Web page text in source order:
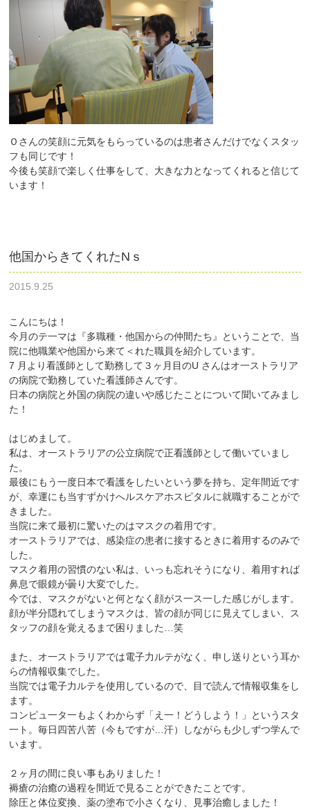
Ｏさんの笑顔に元気をもらっているのは患者さんだけでなくスタッ
フも同じです！
今後も笑顔で楽しく仕事をして、大きな力となってくれると信じて
います！
他国からきてくれたNｓ
2015.9.25
こんにちは！
今月のテ一マは『多職種・他国からの仲間たち』ということで、当
院に他職業や他国から来て＜れた職員を紹介しています。
7 月より看護師として勤務して３ヶ月目のU さんはオ一ストラリア
の病院で勤務していた看護師さんです。
日本の病院と外国の病院の違いや感じたことについて聞いてみまし
た！
はじめまして。
私は、オ一ストラリアの公立病院で正看護師として働いていまし
た。
最後にもう一度日本で看護をしたいという夢を持ち、定年間近です
が、幸運にも当すずかけへルスケアホスピタルに就職することがで
きました。
当院に来て最初に驚いたのはマスクの着用です。
オ一ストラリアでは、感染症の患者に接するときに着用するのみで
した。
マスク着用の習慣のない私は、いっも忘れそうになり、着用すれば
鼻息で眼鏡が曇り大変でした。
今では、マスクがないと何となく顔がス一ス一した感じがします。
顔が半分隠れてしまうマスクは、皆の顔が同じに見えてしまい、ス
タッフの顔を覚えるまで困りました…笑
また、オ一ストラリアでは電子力ルテがなく、申し送りという耳か
らの情報収集でした。
当院では電子力ルテを使用しているので、目で読んで情報収集をし
ます。
コンピュ一タ一もよくわからず「え一！どうしよう！」というスタ
一ト。毎日四苦八苦（今もですが…汗）しながらも少しずつ学んで
います。
２ヶ月の間に良い事もありました！
褥瘡の治癒の過程を間近で見ることができたことです。
除圧と体位変換、薬の塗布で小さくなり、見事治癒しました！